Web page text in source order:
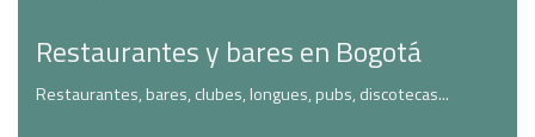
Restaurantes y bares en Bogotá
Restaurantes, bares, clubes, longues, pubs, discotecas...